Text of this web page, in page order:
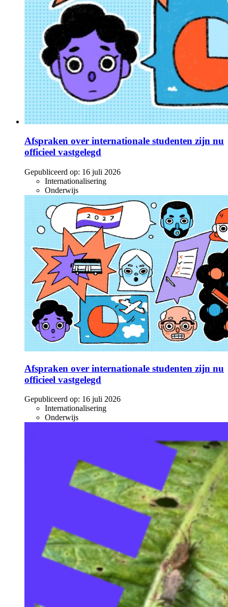
Afspraken over internationale studenten zijn nu
officieel vastgelegd
Gepubliceerd op: 16 juli 2026
Internationalisering
Onderwijs
Afspraken over internationale studenten zijn nu
officieel vastgelegd
Gepubliceerd op: 16 juli 2026
Internationalisering
Onderwijs